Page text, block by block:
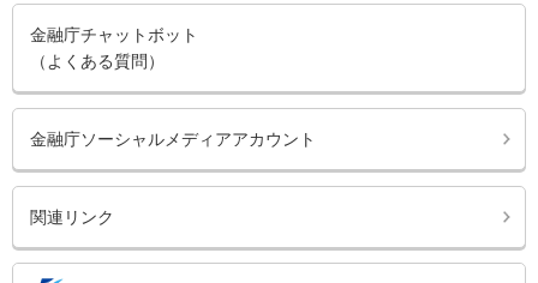
金融庁チャットボット
（よくある質問）
金融庁ソーシャルメディアアカウント
関連リンク